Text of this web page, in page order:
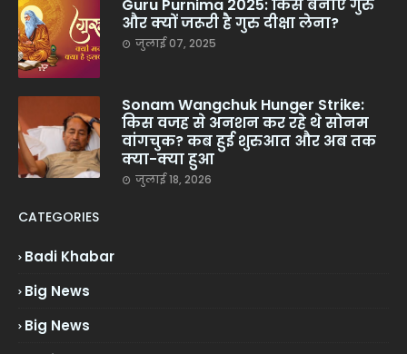
Guru Purnima 2025: किसे बनाएं गुरु
और क्यों जरूरी है गुरु दीक्षा लेना?
जुलाई 07, 2025
Sonam Wangchuk Hunger Strike:
किस वजह से अनशन कर रहे थे सोनम
वांगचुक? कब हुई शुरुआत और अब तक
क्या-क्या हुआ
जुलाई 18, 2026
CATEGORIES
Badi Khabar
Big News
Big News